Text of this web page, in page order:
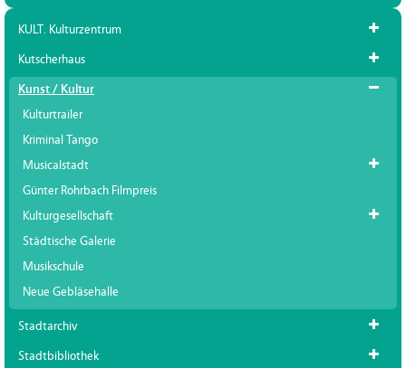
KULT. Kulturzentrum
Kutscherhaus
Kunst / Kultur
Kulturtrailer
Kriminal Tango
Musicalstadt
Günter Rohrbach Filmpreis
Kulturgesellschaft
Städtische Galerie
Musikschule
Neue Gebläsehalle
Stadtarchiv
Stadtbibliothek